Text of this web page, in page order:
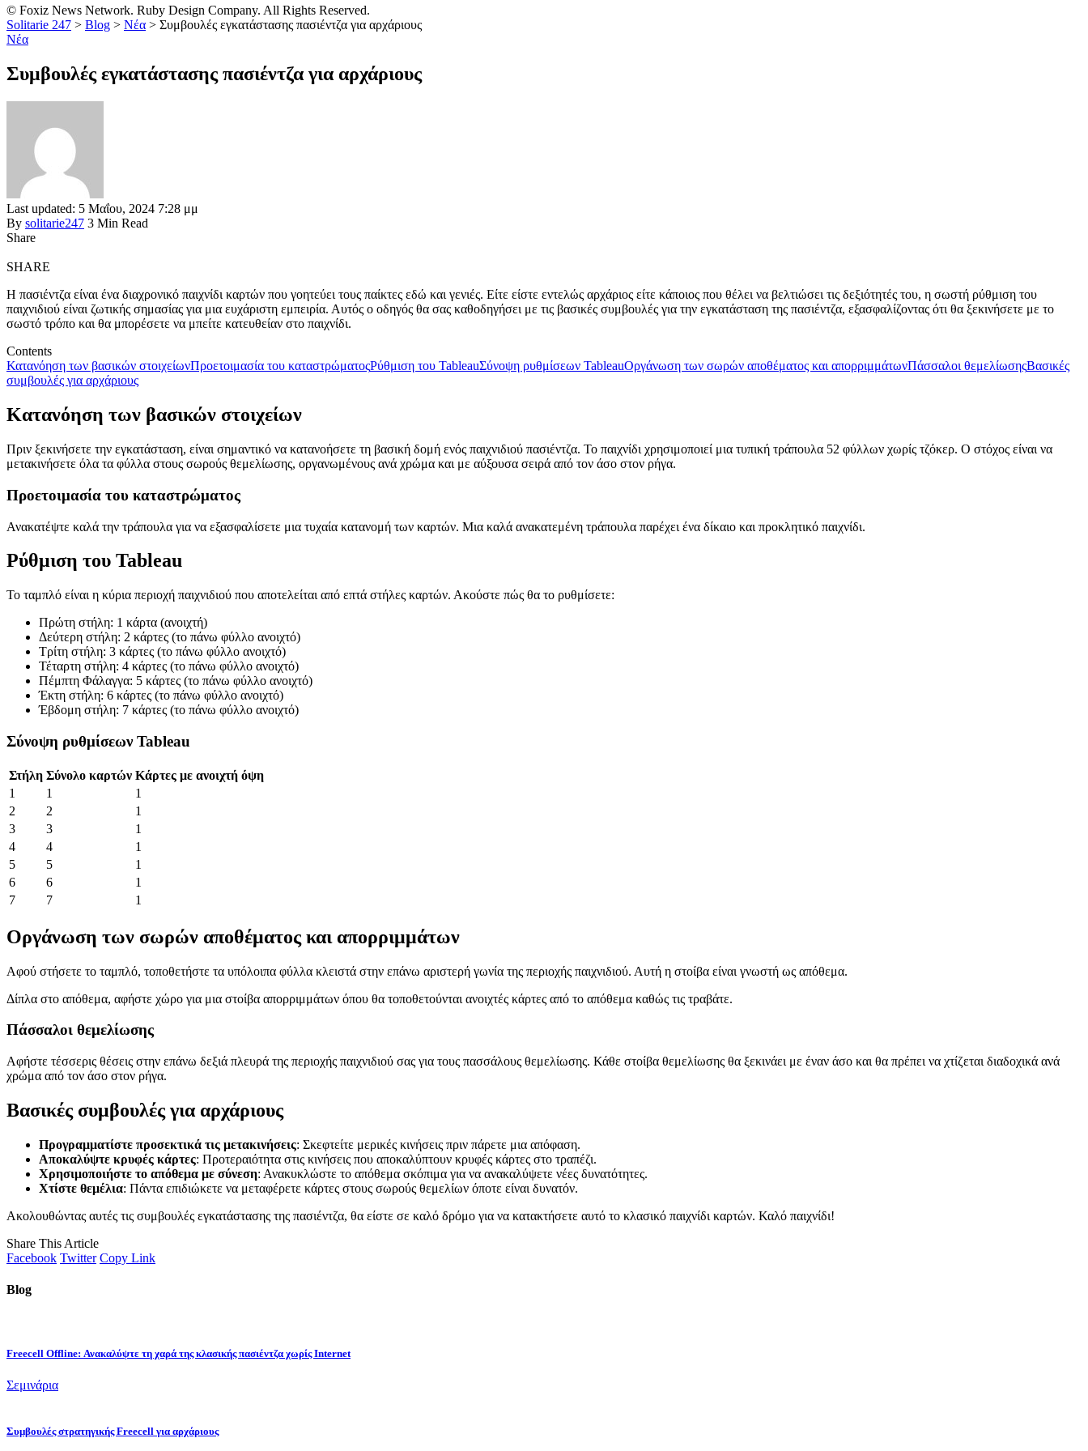
© Foxiz News Network. Ruby Design Company. All Rights Reserved.
Solitarie 247 > Blog > Νέα > Συμβουλές εγκατάστασης πασιέντζα για αρχάριους
Νέα
Συμβουλές εγκατάστασης πασιέντζα για αρχάριους
Last updated: 5 Μαΐου, 2024 7:28 μμ
By solitarie247 3 Min Read
Share
SHARE
Η πασιέντζα είναι ένα διαχρονικό παιχνίδι καρτών που γοητεύει τους παίκτες εδώ και γενιές. Είτε είστε εντελώς αρχάριος είτε κάποιος που θέλει να βελτιώσει τις δεξιότητές του, η σωστή ρύθμιση του
παιχνιδιού είναι ζωτικής σημασίας για μια ευχάριστη εμπειρία. Αυτός ο οδηγός θα σας καθοδηγήσει με τις βασικές συμβουλές για την εγκατάσταση της πασιέντζα, εξασφαλίζοντας ότι θα ξεκινήσετε με το
σωστό τρόπο και θα μπορέσετε να μπείτε κατευθείαν στο παιχνίδι.
Contents
Κατανόηση των βασικών στοιχείωνΠροετοιμασία του καταστρώματοςΡύθμιση του TableauΣύνοψη ρυθμίσεων TableauΟργάνωση των σωρών αποθέματος και απορριμμάτωνΠάσσαλοι θεμελίωσηςΒασικές
συμβουλές για αρχάριους
Κατανόηση των βασικών στοιχείων
Πριν ξεκινήσετε την εγκατάσταση, είναι σημαντικό να κατανοήσετε τη βασική δομή ενός παιχνιδιού πασιέντζα. Το παιχνίδι χρησιμοποιεί μια τυπική τράπουλα 52 φύλλων χωρίς τζόκερ. Ο στόχος είναι να
μετακινήσετε όλα τα φύλλα στους σωρούς θεμελίωσης, οργανωμένους ανά χρώμα και με αύξουσα σειρά από τον άσο στον ρήγα.
Προετοιμασία του καταστρώματος
Ανακατέψτε καλά την τράπουλα για να εξασφαλίσετε μια τυχαία κατανομή των καρτών. Μια καλά ανακατεμένη τράπουλα παρέχει ένα δίκαιο και προκλητικό παιχνίδι.
Ρύθμιση του Tableau
Το ταμπλό είναι η κύρια περιοχή παιχνιδιού που αποτελείται από επτά στήλες καρτών. Ακούστε πώς θα το ρυθμίσετε:
Πρώτη στήλη: 1 κάρτα (ανοιχτή)
Δεύτερη στήλη: 2 κάρτες (το πάνω φύλλο ανοιχτό)
Τρίτη στήλη: 3 κάρτες (το πάνω φύλλο ανοιχτό)
Τέταρτη στήλη: 4 κάρτες (το πάνω φύλλο ανοιχτό)
Πέμπτη Φάλαγγα: 5 κάρτες (το πάνω φύλλο ανοιχτό)
Έκτη στήλη: 6 κάρτες (το πάνω φύλλο ανοιχτό)
Έβδομη στήλη: 7 κάρτες (το πάνω φύλλο ανοιχτό)
Σύνοψη ρυθμίσεων Tableau
Στήλη Σύνολο καρτών Κάρτες με ανοιχτή όψη
1
1
1
2
2
1
3
3
1
4
4
1
5
5
1
6
6
1
7
7 1
Οργάνωση των σωρών αποθέματος και απορριμμάτων
Αφού στήσετε το ταμπλό, τοποθετήστε τα υπόλοιπα φύλλα κλειστά στην επάνω αριστερή γωνία της περιοχής παιχνιδιού. Αυτή η στοίβα είναι γνωστή ως απόθεμα.
Δίπλα στο απόθεμα, αφήστε χώρο για μια στοίβα απορριμμάτων όπου θα τοποθετούνται ανοιχτές κάρτες από το απόθεμα καθώς τις τραβάτε.
Πάσσαλοι θεμελίωσης
Αφήστε τέσσερις θέσεις στην επάνω δεξιά πλευρά της περιοχής παιχνιδιού σας για τους πασσάλους θεμελίωσης. Κάθε στοίβα θεμελίωσης θα ξεκινάει με έναν άσο και θα πρέπει να χτίζεται διαδοχικά ανά
χρώμα από τον άσο στον ρήγα.
Βασικές συμβουλές για αρχάριους
Προγραμματίστε προσεκτικά τις μετακινήσεις: Σκεφτείτε μερικές κινήσεις πριν πάρετε μια απόφαση.
Αποκαλύψτε κρυφές κάρτες: Προτεραιότητα στις κινήσεις που αποκαλύπτουν κρυφές κάρτες στο τραπέζι.
Χρησιμοποιήστε το απόθεμα με σύνεση: Ανακυκλώστε το απόθεμα σκόπιμα για να ανακαλύψετε νέες δυνατότητες.
Χτίστε θεμέλια: Πάντα επιδιώκετε να μεταφέρετε κάρτες στους σωρούς θεμελίων όποτε είναι δυνατόν.
Ακολουθώντας αυτές τις συμβουλές εγκατάστασης της πασιέντζα, θα είστε σε καλό δρόμο για να κατακτήσετε αυτό το κλασικό παιχνίδι καρτών. Καλό παιχνίδι!
Share This Article
Facebook Twitter Copy Link
Blog
Freecell Offline: Ανακαλύψτε τη χαρά της κλασικής πασιέντζα χωρίς Internet
Σεμινάρια
Συμβουλές στρατηγικής Freecell για αρχάριους